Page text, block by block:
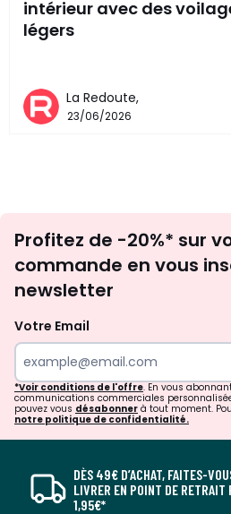
intérieur avec des
légers
La Redoute,
23/06/2026
Profitez de -20%* sur
commande en vous
newsletter
Votre Email
*Voir conditions de l'offre. En vous
communications commerciales
pouvez vous désabonner à tout moment.
notre politique de confidentialité.
DÈS 49€ D’ACHAT, FAITES-
LIVRER EN POINT DE RETRAIT
1,95€*